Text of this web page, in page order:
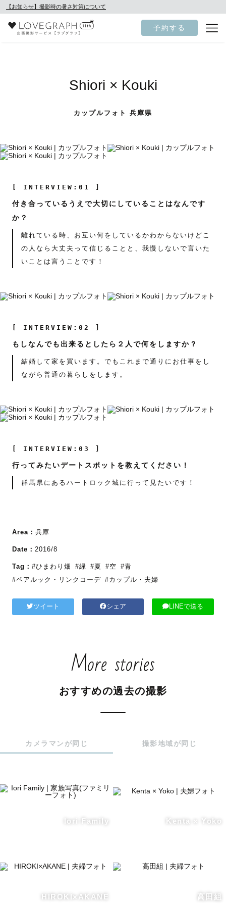
【お知らせ】撮影時の暑さ対策について
予約する
Shiori × Kouki
カップルフォト 兵庫県
[ INTERVIEW:01 ]
付き合っているうえで大切にしていることはなんです
か？
離れている時、お互い何をしているかわからないけどこ
の人なら大丈夫って信じることと、我慢しないで言いた
いことは言うことです！
[ INTERVIEW:02 ]
もしなんでも出来るとしたら２人で何をしますか？
結婚して家を買います。でもこれまで通りにお仕事をし
ながら普通の暮らしをします。
[ INTERVIEW:03 ]
行ってみたいデートスポットを教えてください！
群馬県にあるハートロック城に行って見たいです！
Area： 兵庫
Date： 2016/8
Tag： #ひまわり畑 #緑 #夏 #空 #青
#ペアルック・リンクコーデ #カップル・夫婦
ツイート シェア LINEで送る
More stories
おすすめの過去の撮影
カメラマンが同じ 撮影地域が同じ
Iori Family Kenta × Yoko
HIROKI×AKANE 高田組